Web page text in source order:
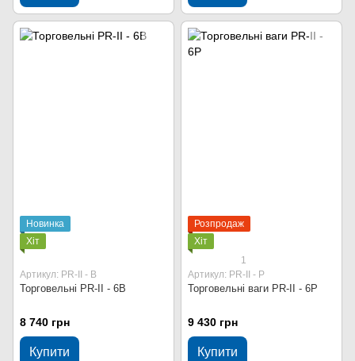
Новинка
Хіт
Артикул: PR-II - В
Торговельні PR-II - 6В
8 740 грн
Купити
Розпродаж
Хіт
1
Артикул: PR-II - P
Торговельні ваги PR-II - 6P
9 430 грн
Купити